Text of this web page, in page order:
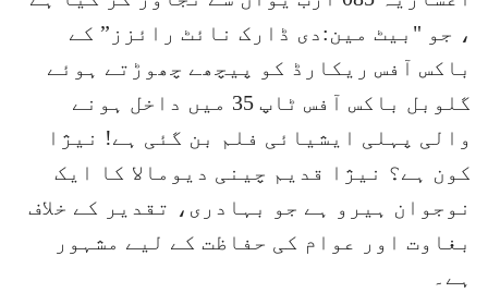
، جو "بیٹ مین:دی ڈارک نائٹ رائزز” کے
باکس آفس ریکارڈ کو پیچھے چھوڑتے ہوئے
گلوبل باکس آفس ٹاپ 35 میں داخل ہونے
والی پہلی ایشیائی فلم بن گئی ہے! نیژا
کون ہے؟ نیژا قدیم چینی دیومالا کا ایک
نوجوان ہیرو ہے جو بہادری، تقدیر کے خلاف
بغاوت اور عوام کی حفاظت کے لیے مشہور
ہے۔